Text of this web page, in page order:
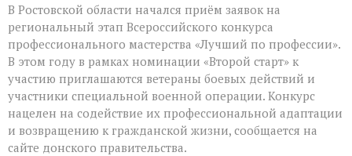
Дону
стартовал
конкурс
для
участников
СВО
«Лучший
по
профессии»
В Ростовской области начался приём заявок на
региональный этап Всероссийского конкурса
профессионального мастерства «Лучший по профессии».
В этом году в рамках номинации «Второй старт» к
участию приглашаются ветераны боевых действий и
участники специальной военной операции. Конкурс
нацелен на содействие их профессиональной адаптации
и возвращению к гражданской жизни, сообщается на
сайте донского правительства.